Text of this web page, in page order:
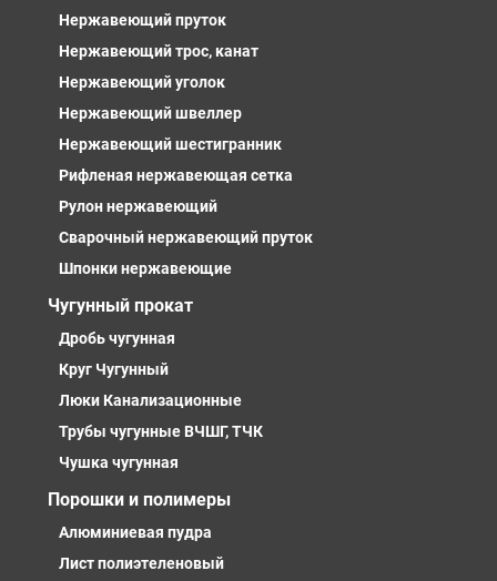
Нержавеющий пруток
Нержавеющий трос, канат
Нержавеющий уголок
Нержавеющий швеллер
Нержавеющий шестигранник
Рифленая нержавеющая сетка
Рулон нержавеющий
Сварочный нержавеющий пруток
Шпонки нержавеющие
Чугунный прокат
Дробь чугунная
Круг Чугунный
Люки Канализационные
Трубы чугунные ВЧШГ, ТЧК
Чушка чугунная
Порошки и полимеры
Алюминиевая пудра
Лист полиэтеленовый